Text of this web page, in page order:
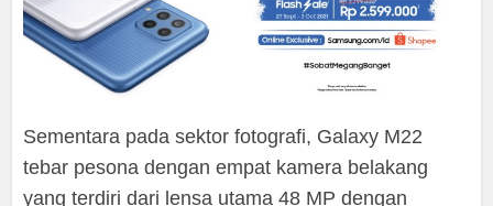
Sementara pada sektor fotografi, Galaxy M22
tebar pesona dengan empat kamera belakang
yang terdiri dari lensa utama 48 MP dengan